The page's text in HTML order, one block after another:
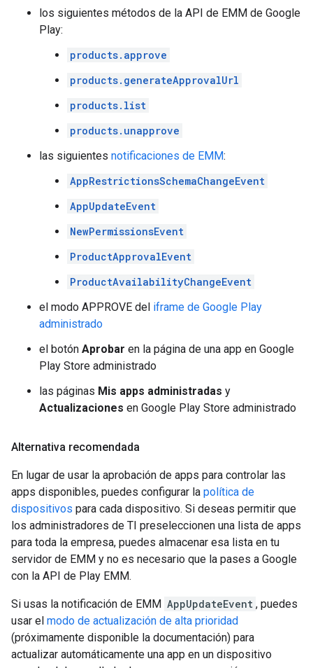
los siguientes métodos de la API de EMM de Google
Play:
products.approve
products.generateApprovalUrl
products.list
products.unapprove
las siguientes notificaciones de EMM:
AppRestrictionsSchemaChangeEvent
AppUpdateEvent
NewPermissionsEvent
ProductApprovalEvent
ProductAvailabilityChangeEvent
el modo APPROVE del iframe de Google Play
administrado
el botón Aprobar en la página de una app en Google
Play Store administrado
las páginas Mis apps administradas y
Actualizaciones en Google Play Store administrado
Alternativa recomendada
En lugar de usar la aprobación de apps para controlar las
apps disponibles, puedes configurar la política de
dispositivos para cada dispositivo. Si deseas permitir que
los administradores de TI preseleccionen una lista de apps
para toda la empresa, puedes almacenar esa lista en tu
servidor de EMM y no es necesario que la pases a Google
con la API de Play EMM.
Si usas la notificación de EMM AppUpdateEvent , puedes
usar el modo de actualización de alta prioridad
(próximamente disponible la documentación) para
actualizar automáticamente una app en un dispositivo